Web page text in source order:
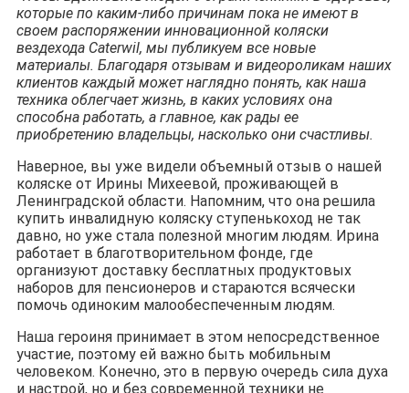
которые по каким-либо причинам пока не имеют в
своем распоряжении инновационной коляски
вездехода Caterwil, мы публикуем все новые
материалы. Благодаря отзывам и видеороликам наших
клиентов каждый может наглядно понять, как наша
техника облегчает жизнь, в каких условиях она
способна работать, а главное, как рады ее
приобретению владельцы, насколько они счастливы.
Наверное, вы уже видели объемный отзыв о нашей
коляске от Ирины Михеевой, проживающей в
Ленинградской области. Напомним, что она решила
купить инвалидную коляску ступенькоход не так
давно, но уже стала полезной многим людям. Ирина
работает в благотворительном фонде, где
организуют доставку бесплатных продуктовых
наборов для пенсионеров и стараются всячески
помочь одиноким малообеспеченным людям.
Наша героиня принимает в этом непосредственное
участие, поэтому ей важно быть мобильным
человеком. Конечно, это в первую очередь сила духа
и настрой, но и без современной техники не